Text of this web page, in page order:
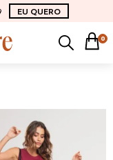
EU QUERO
0